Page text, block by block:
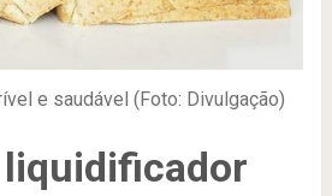
e saudável (Foto: Divulgação)
liquidificador